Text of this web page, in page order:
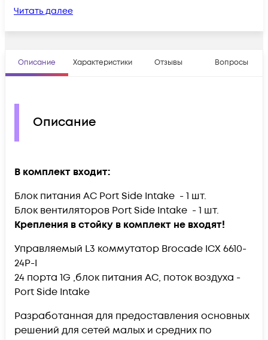
Читать далее
Описание Характеристики Отзывы Вопросы
Описание
В комплект входит:
Блок питания AC Port Side Intake - 1 шт.
Блок вентиляторов Port Side Intake - 1 шт.
Крепления в стойку в комплект не входят!
Управляемый L3 коммутатор Brocade ICX 6610-
24P-I
24 порта 1G ,блок питания AC, поток воздуха -
Port Side Intake
Разработанная для предоставления основных
решений для сетей малых и средних по